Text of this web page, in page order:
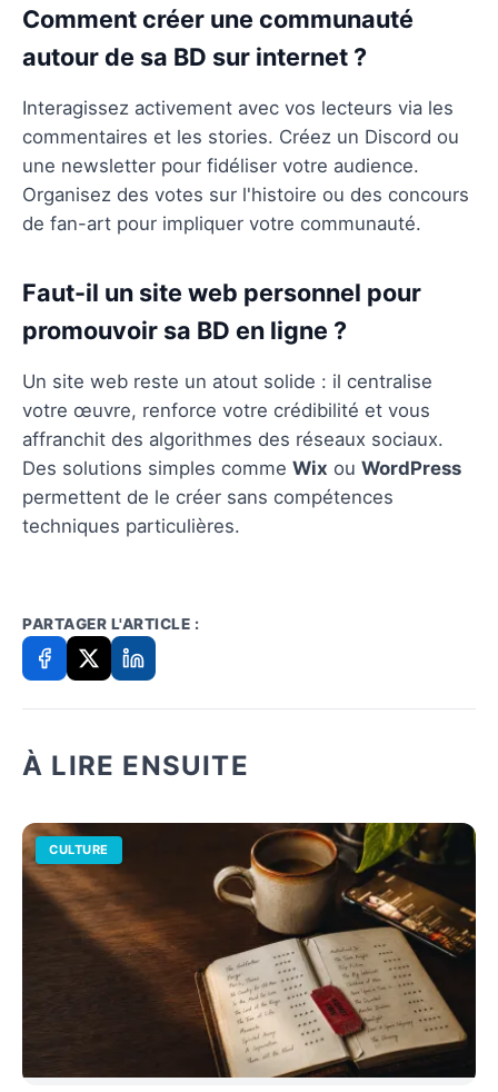
Comment créer une communauté
autour de sa BD sur internet ?
Interagissez activement avec vos lecteurs via les
commentaires et les stories. Créez un Discord ou
une newsletter pour fidéliser votre audience.
Organisez des votes sur l'histoire ou des concours
de fan-art pour impliquer votre communauté.
Faut-il un site web personnel pour
promouvoir sa BD en ligne ?
Un site web reste un atout solide : il centralise
votre œuvre, renforce votre crédibilité et vous
affranchit des algorithmes des réseaux sociaux.
Des solutions simples comme Wix ou WordPress
permettent de le créer sans compétences
techniques particulières.
PARTAGER L'ARTICLE :
À LIRE ENSUITE
CULTURE